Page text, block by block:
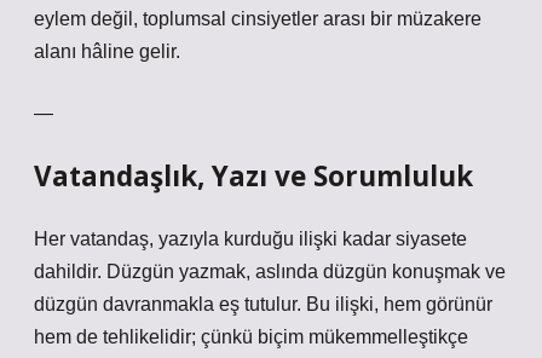
eylem değil, toplumsal cinsiyetler arası bir müzakere
alanı hâline gelir.
—
Vatandaşlık, Yazı ve Sorumluluk
Her vatandaş, yazıyla kurduğu ilişki kadar siyasete
dahildir. Düzgün yazmak, aslında düzgün konuşmak ve
düzgün davranmakla eş tutulur. Bu ilişki, hem görünür
hem de tehlikelidir; çünkü biçim mükemmelleştikçe